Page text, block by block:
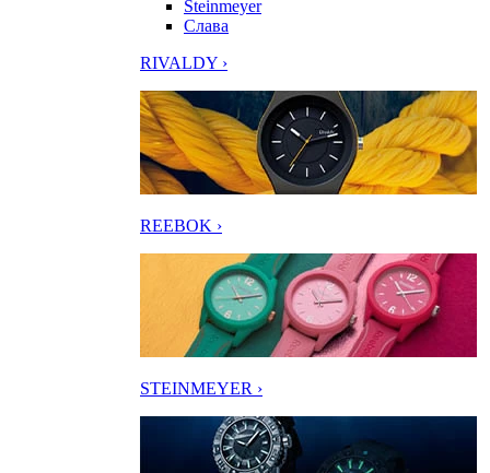
Steinmeyer
Слава
RIVALDY ›
REEBOK ›
STEINMEYER ›